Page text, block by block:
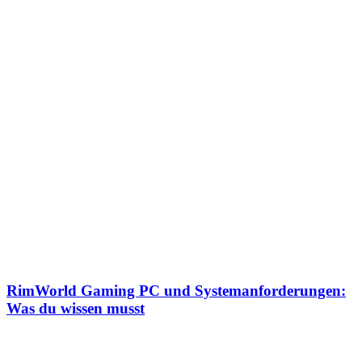
RimWorld Gaming PC und Systemanforderungen:
Was du wissen musst